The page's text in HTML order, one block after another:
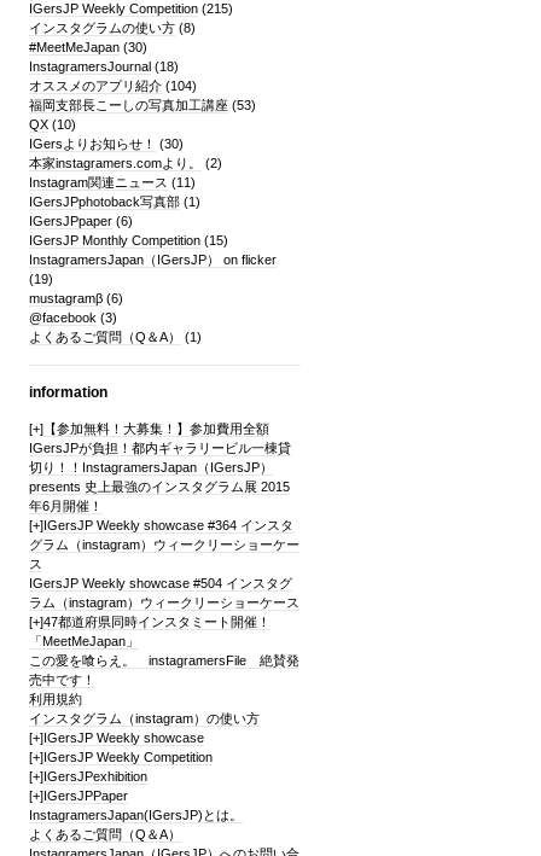
IGersJP Weekly Competition(215)
インスタグラムの使い方(8)
#MeetMeJapan(30)
InstagramersJournal(18)
オススメのアプリ紹介(104)
福岡支部長こーしの写真加工講座(53)
QX(10)
IGersよりお知らせ！
(30)
本家instagramers.comより。
(2)
Instagram関連ニュース (11)
IGersJPphotoback写真部(1)
IGersJPpaper(6)
IGersJP Monthly Competition(15)
InstagramersJapan（IGersJP） on flicker
(19)
mustagramβ(6)
@facebook (3)
よくあるご質問（Q＆A）
(1)
information
[+]【参加無料！大募集！】参加費用全額
IGersJPが負担！都内ギャラリービル一棟貸
切り！！InstagramersJapan（IGersJP）
presents 史上最強のインスタグラム展 2015
年6月開催！
[+]IGersJP Weekly showcase #364 インスタ
グラム（instagram）ウィークリーショーケー
ス
IGersJP Weekly showcase #504 インスタグ
ラム（instagram）ウィークリーショーケース
[+]47都道府県同時インスタミート開催！
「MeetMeJapan」
この愛を喰らえ。 instagramersFile 絶賛発
売中です！
利用規約
インスタグラム（instagram）の使い方
[+]IGersJP Weekly showcase
[+]IGersJP Weekly Competition
[+]IGersJPexhibition
[+]IGersJPPaper
InstagramersJapan(IGersJP)とは。
よくあるご質問（Q＆A）